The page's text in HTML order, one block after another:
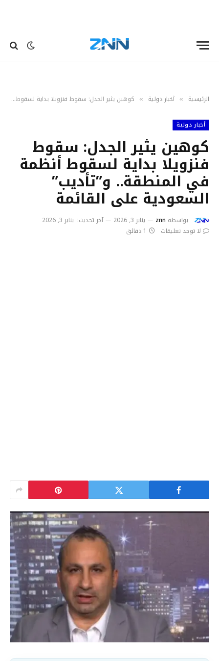
الرئيسية » أخبار دولية » كوهين يثير الجدل: سقوط فنزويلا بداية لسقوط أنظمة في المنطقة.. و”تأديب” السعودية على القائمة
أخبار دولية
كوهين يثير الجدل: سقوط
فنزويلا بداية لسقوط أنظمة
في المنطقة.. و”تأديب”
السعودية على القائمة
بواسطة znn يناير 3, 2026 آخر تحديث: يناير 3, 2026
لا توجد تعليقات
1 دقائق